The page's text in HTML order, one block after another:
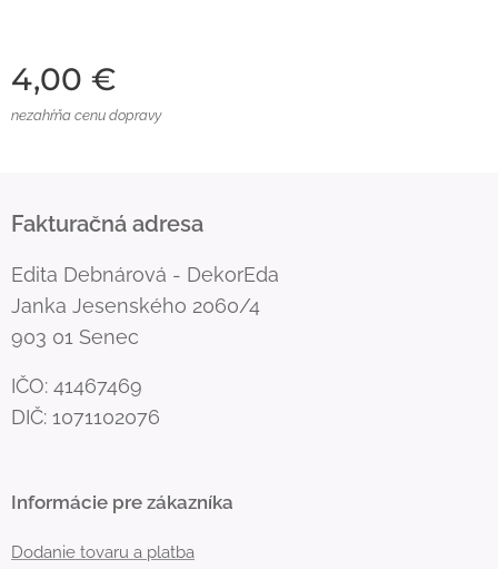
4,00 €
nezahŕňa cenu dopravy
Fakturačná adresa
Edita Debnárová - DekorEda
Janka Jesenského 2060/4
903 01 Senec
IČO: 41467469
DIČ: 1071102076
Informácie pre zákazníka
Dodanie tovaru a platba